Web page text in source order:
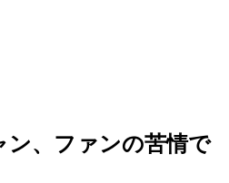
ン、ファンの苦情で